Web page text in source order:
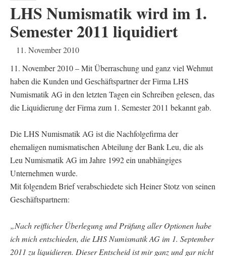
LHS Numismatik wird im 1.
Semester 2011 liquidiert
11. November 2010
11. November 2010 – Mit Überraschung und ganz viel Wehmut
haben die Kunden und Geschäftspartner der Firma LHS
Numismatik AG in den letzten Tagen ein Schreiben gelesen, das
die Liquidierung der Firma zum 1. Semester 2011 bekannt gab.
Die LHS Numismatik AG ist die Nachfolgefirma der
ehemaligen numismatischen Abteilung der Bank Leu, die als
Leu Numismatik AG im Jahre 1992 ein unabhängiges
Unternehmen wurde.
Mit folgendem Brief verabschiedete sich Heiner Stotz von seinen
Geschäftspartnern:
„Nach reiflicher Überlegung und Prüfung aller Optionen habe
ich mich entschieden, die LHS Numismatik AG im 1. September
2011 zu liquidieren. Dieser Entscheid ist mir ganz und gar nicht